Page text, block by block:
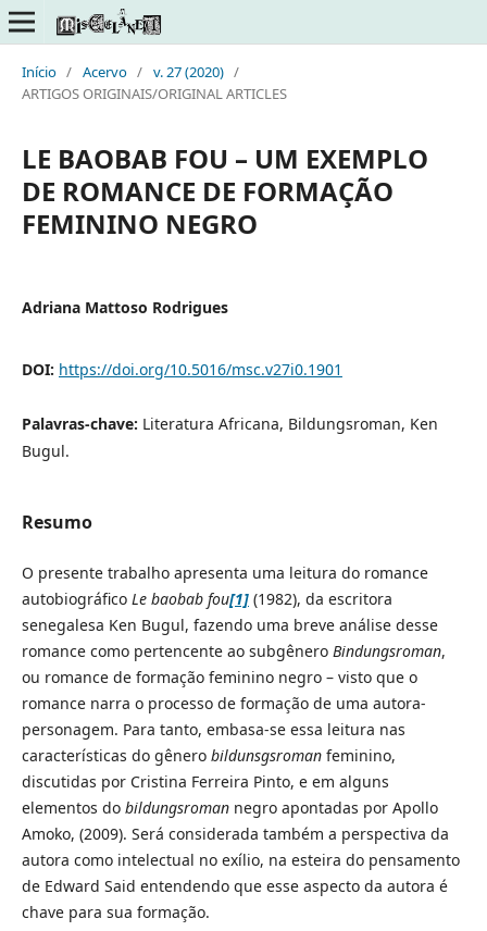
Início / Acervo / v. 27 (2020) /
ARTIGOS ORIGINAIS/ORIGINAL ARTICLES
LE BAOBAB FOU – UM EXEMPLO
DE ROMANCE DE FORMAÇÃO
FEMININO NEGRO
Adriana Mattoso Rodrigues
DOI: https://doi.org/10.5016/msc.v27i0.1901
Palavras-chave: Literatura Africana, Bildungsroman, Ken
Bugul.
Resumo
O presente trabalho apresenta uma leitura do romance
autobiográfico Le baobab fou[1](1982), da escritora
senegalesa Ken Bugul, fazendo uma breve análise desse
romance como pertencente ao subgênero Bindungsroman,
ou romance de formação feminino negro – visto que o
romance narra o processo de formação de uma autora-
personagem. Para tanto, embasa-se essa leitura nas
características do gênero bildunsgsromanfeminino,
discutidas por Cristina Ferreira Pinto, e em alguns
elementos do bildungsromannegro apontadas por Apollo
Amoko, (2009). Será considerada também a perspectiva da
autora como intelectual no exílio, na esteira do pensamento
de Edward Said entendendo que esse aspecto da autora é
chave para sua formação.